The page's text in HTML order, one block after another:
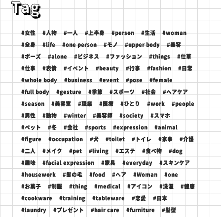
Tag
#女性 #人物 #一人 #上半身 #person #生活 #woman
#全身 #life #one person #モノ #upper body #美容
#ポーズ #alone #ビジネス #ファッション #things #仕草
#仕事 #表情 #イベント #beauty #行事 #fashion #日常
#whole body #business #event #pose #female
#full body #gesture #季節 #スポーツ #社会 #ヘアケア
#season #美容室 #職業 #医療 #ひとり #work #people
#男性 #動物 #winter #美容師 #society #スマホ
#ペット #冬 #会社 #sports #expression #animal
#figure #occupation #犬 #toilet #トイレ #家事 #介護
#二人 #メイク #pet #living #エステ #食べ物 #dog
#趣味 #facial expression #家具 #everyday #スキンケア
#housework #髪の毛 #food #ヘア #Woman #one
#お菓子 #制服 #thing #medical #アイコン #洗濯 #健康
#cookware #training #tableware #恋愛 #日本
#laundry #プレゼント #hair care #furniture #髪型